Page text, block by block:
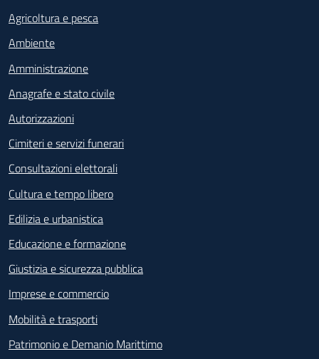
Agricoltura e pesca
Ambiente
Amministrazione
Anagrafe e stato civile
Autorizzazioni
Cimiteri e servizi funerari
Consultazioni elettorali
Cultura e tempo libero
Edilizia e urbanistica
Educazione e formazione
Giustizia e sicurezza pubblica
Imprese e commercio
Mobilità e trasporti
Patrimonio e Demanio Marittimo